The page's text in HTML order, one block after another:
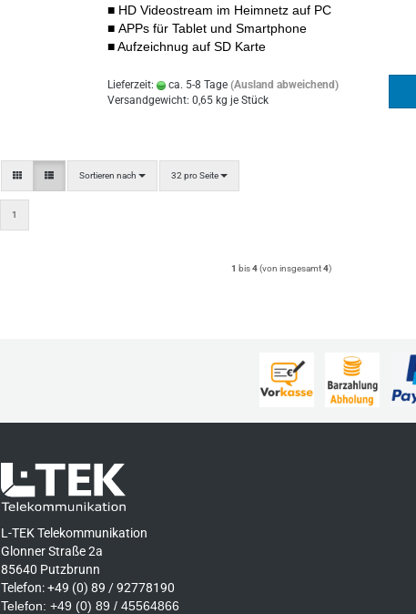
■ HD Videostream im Heimnetz auf PC
■ APPs für Tablet und Smartphone
■Aufzeichnug auf SD Karte
Lieferzeit: ca. 5-8 Tage (Ausland abweichend)
Versandgewicht: 0,65 kg je Stück
Sortieren nach
Sortieren nach 32 pro Seite
pro Seite
1
1 bis4(von insgesamt4)
L-TEK Telekommunikation
Glonner Straße 2a
85640 Putzbrunn
Telefon: +49 (0) 89 / 92778190
Telefon: +49 (0) 89 / 45564866